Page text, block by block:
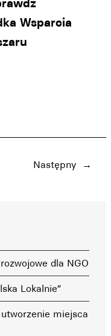
Wsparcia
Następny →
dla NGO
Lokalnie”
miejsca